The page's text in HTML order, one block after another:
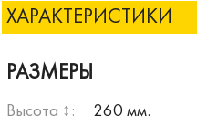
ХАРАКТЕРИСТИКИ
РАЗМЕРЫ
Высота ↕: 260 мм.